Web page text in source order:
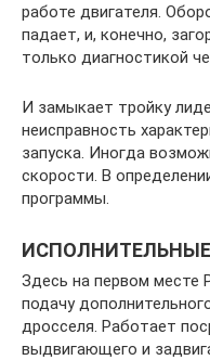
работе двигателя.
падает, и, конечно,
только диагностикой
И замыкает тройку
неисправность
запуска. Иногда
скорости. В
программы.
Здесь на первом месте
подачу
дросселя. Работает
выдвигающего и